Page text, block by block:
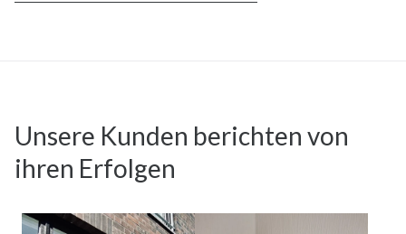
Unsere Kunden berichten von
ihren Erfolgen